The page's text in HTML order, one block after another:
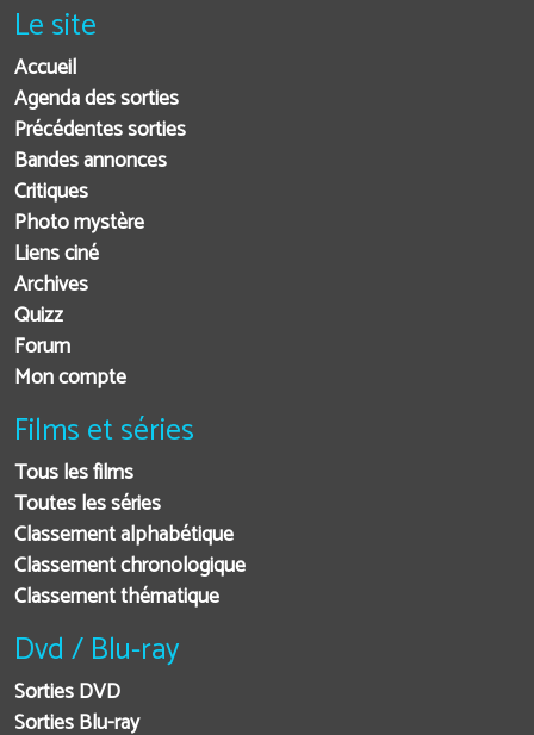
Le site
Accueil
Agenda des sorties
Précédentes sorties
Bandes annonces
Critiques
Photo mystère
Liens ciné
Archives
Quizz
Forum
Mon compte
Films et séries
Tous les films
Toutes les séries
Classement alphabétique
Classement chronologique
Classement thématique
Dvd / Blu-ray
Sorties DVD
Sorties Blu-ray